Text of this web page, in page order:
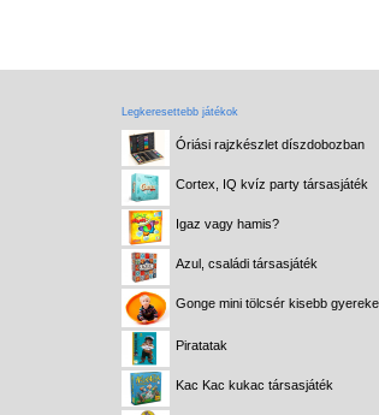
Legkeresettebb játékok
Óriási rajzkészlet díszdobozban
Cortex, IQ kvíz party társasjáték
Igaz vagy hamis?
Azul, családi társasjáték
Gonge mini tölcsér kisebb
Piratatak
Kac Kac kukac társasjáték